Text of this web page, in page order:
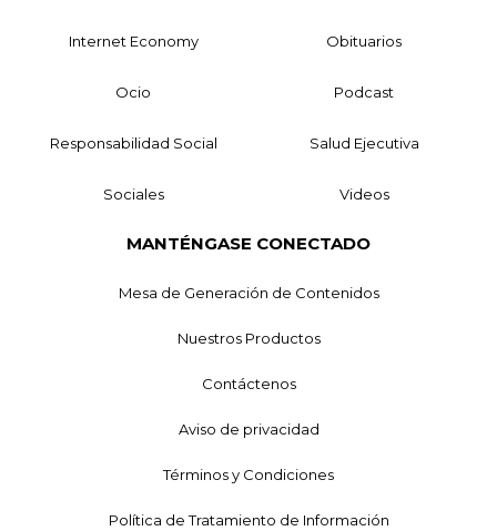
Internet Economy Obituarios
Ocio Podcast
Responsabilidad Social Salud Ejecutiva
Sociales Videos
MANTÉNGASE CONECTADO
Mesa de Generación de Contenidos
Nuestros Productos
Contáctenos
Aviso de privacidad
Términos y Condiciones
Política de Tratamiento de Información